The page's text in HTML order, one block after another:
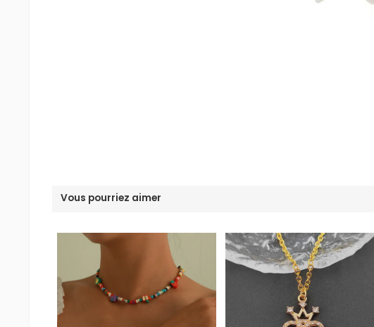
Vous pourriez aimer